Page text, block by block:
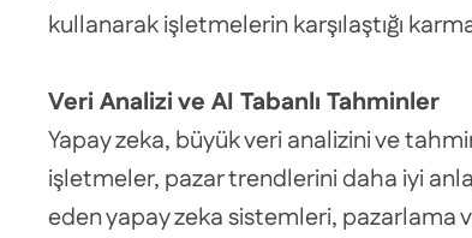
kullanarak işletmelerin karşılaştığı
Veri Analizi ve AI Tabanlı Tahminler
Yapay zeka, büyük veri analizini ve
işletmeler, pazar trendlerini daha iyi
eden yapay zeka sistemleri, pazarlama